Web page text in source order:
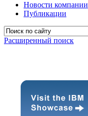
Новости компании
Публикации
Расширенный поиск